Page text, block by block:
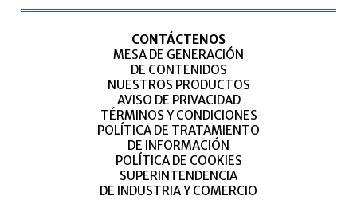
CONTÁCTENOS
MESA DE GENERACIÓN
DE CONTENIDOS
NUESTROS PRODUCTOS
AVISO DE PRIVACIDAD
TÉRMINOS Y CONDICIONES
POLÍTICA DE TRATAMIENTO
DE INFORMACIÓN
POLÍTICA DE COOKIES
SUPERINTENDENCIA
DE INDUSTRIA Y COMERCIO